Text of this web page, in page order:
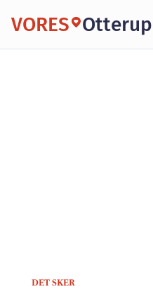
VORES Otterup
DET SKER